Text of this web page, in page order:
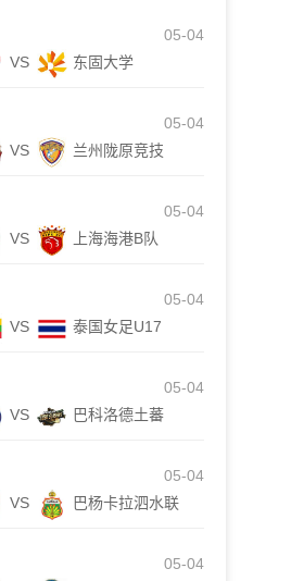
05-04
VS 东固大学
05-04
VS 兰州陇原竞技
05-04
VS 上海海港B队
05-04
VS 泰国女足U17
05-04
VS 巴科洛德土蕃
05-04
VS 巴杨卡拉泗水联
05-04